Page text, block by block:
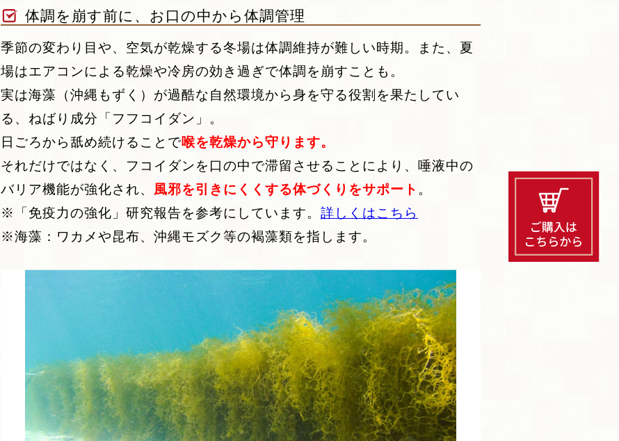
体調を崩す前に、お口の中から体調管理
季節の変わり目や、空気が乾燥する冬場は体調維持が難しい時期。また、夏
場はエアコンによる乾燥や冷房の効き過ぎで体調を崩すことも。
実は海藻（沖縄もずく）が過酷な自然環境から身を守る役割を果たしてい
る、ねばり成分「フフコイダン」。
日ごろから舐め続けることで喉を乾燥から守ります。
それだけではなく、フコイダンを口の中で滞留させることにより、唾液中の
バリア機能が強化され、 風邪を引きにくくする体づくりをサポート 。
※「免疫力の強化」研究報告を参考にしています。詳しくはこちら
※海藻：ワカメや昆布、沖縄モズク等の褐藻類を指します。